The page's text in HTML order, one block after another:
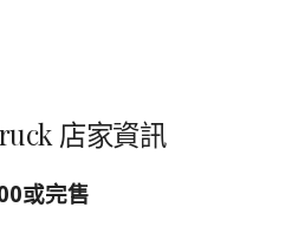
店家資訊
或完售